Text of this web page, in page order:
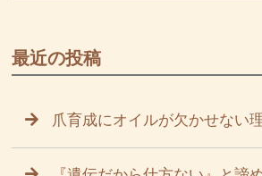
最近の投稿
爪育成にオイルが欠かせない